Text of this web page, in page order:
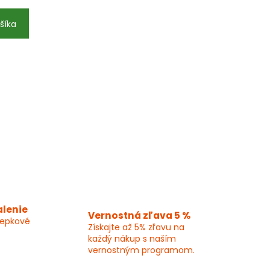
Vernostná zľava 5 %
Získajte až 5% zľavu na
každý nákup s naším
vernostným programom.